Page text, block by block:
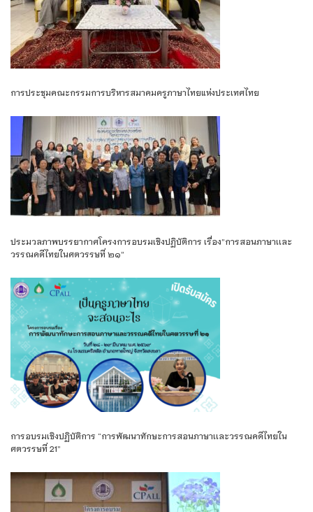
การประชุมคณะกรรมการบริหารสมาคมครูภาษาไทยแห่งประเทศไทย
ประมวลภาพบรรยากาศโครงการอบรมเชิงปฏิบัติการ เรื่อง”การสอนภาษาเเละ
วรรณคดีไทยในศตวรรษที่ ๒๑”
การอบรมเชิงปฏิบัติการ “การพัฒนาทักษะการสอนภาษาเเละวรรณคดีไทยใน
ศตวรรษที่ 21”